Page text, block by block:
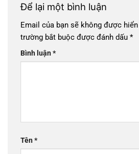
Để lại một bình luận
Email của bạn sẽ không được
trường bắt buộc được đánh dấu *
Bình luận*
Tên*